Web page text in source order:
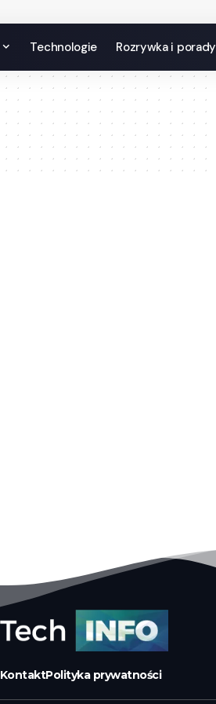
Technologie Rozrywka i porady
KontaktPolityka prywatności